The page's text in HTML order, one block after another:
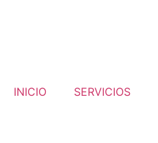
INICIO SERVICIOS